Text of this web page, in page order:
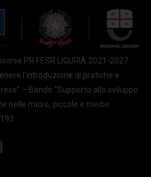
PR FESR LIGURIA 2021-2027
l'introduzione di pratiche e
– Bando “Supporto allo sviluppo
nelle micro, piccole e medie